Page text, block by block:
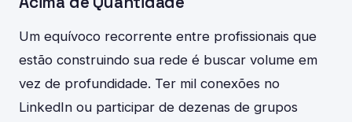
Um equívoco recorrente entre profissionais que
estão construindo sua rede é buscar volume em
vez de profundidade. Ter mil conexões no
LinkedIn ou participar de dezenas de grupos